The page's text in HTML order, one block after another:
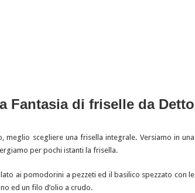
Fantasia di friselle da Detto
scegliere una frisella integrale. Versiamo in una
per pochi istanti la frisella.
ai pomodorini a pezzeti ed il basilico spezzato con le
ed un filo d’olio a crudo.